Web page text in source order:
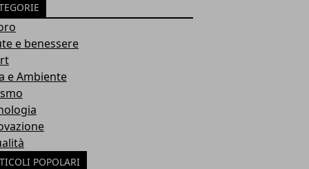
e benessere
e Ambiente
POPOLARI